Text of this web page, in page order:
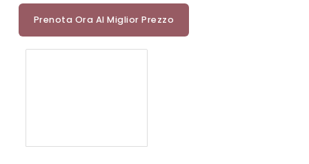
Prenota Ora Al Miglior Prezzo